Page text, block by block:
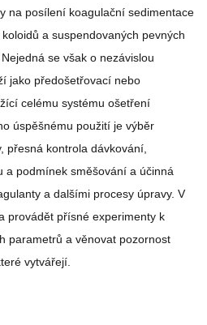
na posílení koagulační sedimentace
a suspendovaných pevných
se však o nezávislou
jako předošetřovací nebo
celému systému ošetření
úspěšnému použití je výběr
přesná kontrola dávkování,
a podmínek směšování a účinná
a dalšími procesy úpravy. V
provádět přísné experimenty k
parametrů a věnovat pozornost
vytvářejí.